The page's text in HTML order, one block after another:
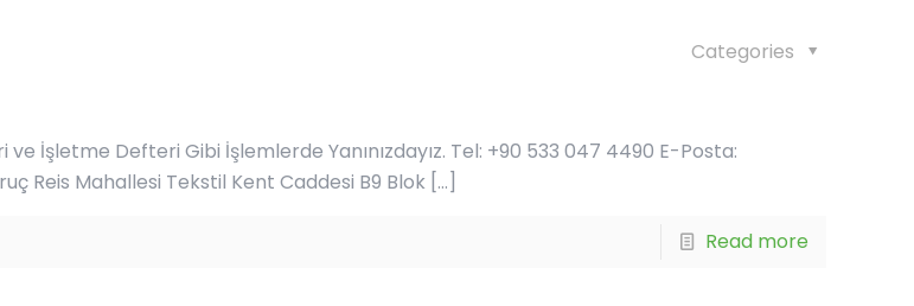
Categories
İşletme Defteri Gibi İşlemlerde Yanınızdayız. Tel: +90 533 047 4490 E-Posta:
Reis Mahallesi Tekstil Kent Caddesi B9 Blok […]
Read more